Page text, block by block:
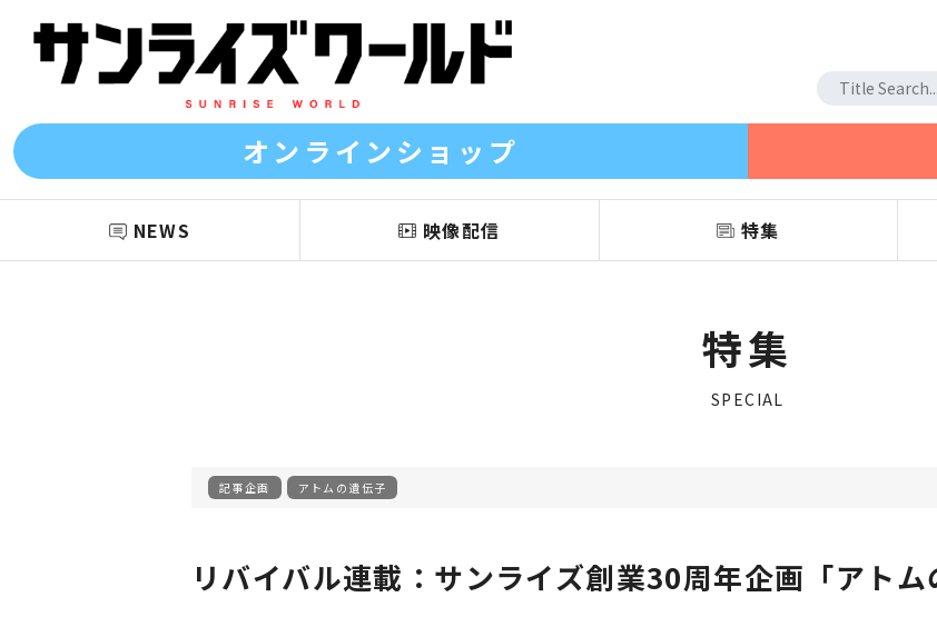
オンラインショップ
NEWS 映像配信 特集
特集
SPECIAL
記事企画 アトムの遺伝子
リバイバル連載：サンライズ創業30周年企画「アトム